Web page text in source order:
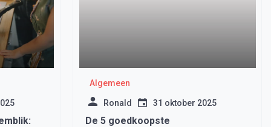
Algemeen
Ronald 31 oktober 2025
De 5 goedkoopste